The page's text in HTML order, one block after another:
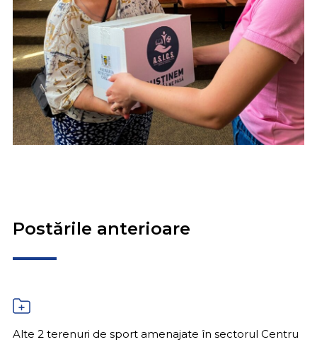
Postările anterioare
Alte 2 terenuri de sport amenajate în sectorul Centru